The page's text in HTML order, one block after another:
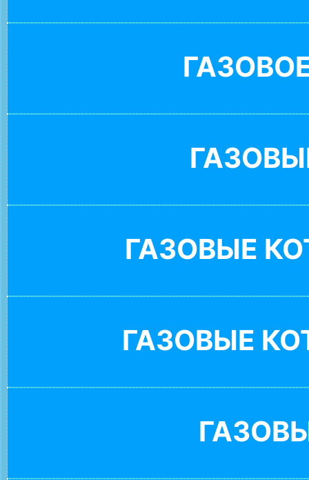
ГАЗОВЫЕ
ГАЗОВЫЕ